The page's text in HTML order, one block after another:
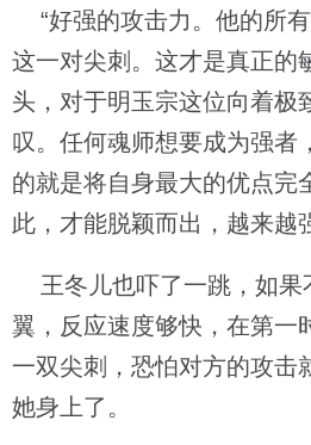
“好强的攻击力。他的所
这一对尖刺。这才是真正的
头，对于明玉宗这位向着极
叹。任何魂师想要成为强者
的就是将自身最大的优点完
此，才能脱颖而出，越来越
王冬儿也吓了一跳，如果
翼，反应速度够快，在第一
一双尖刺，恐怕对方的攻击
她身上了。